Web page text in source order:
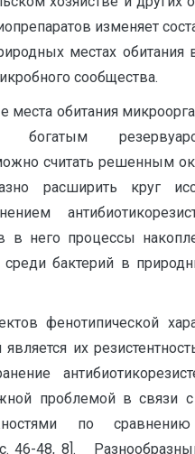
изменяет
местах обитания
сообщества.
места обитания
считать решенным
расширить круг
в него процессы
среди бактерий в
фенотипической
является их
проблемой в связи
по
46-48, 8].